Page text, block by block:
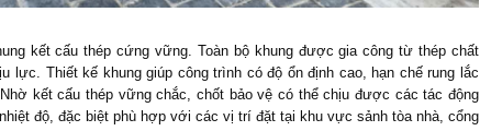
kết cấu thép cứng vững. Toàn bộ khung được gia công từ thép chất
Thiết kế khung giúp công trình có độ ổn định cao, hạn chế rung lắc
kết cấu thép vững chắc, chốt bảo vệ có thể chịu được các tác động
độ, đặc biệt phù hợp với các vị trí đặt tại khu vực sảnh tòa nhà, cổng